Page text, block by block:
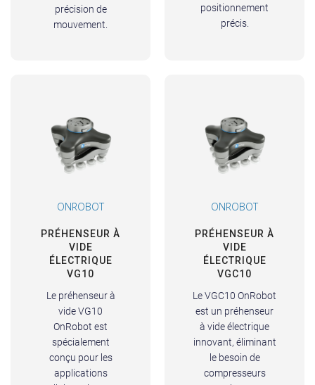
précision de
mouvement.
positionnement
précis.
ONROBOT
PRÉHENSEUR À
VIDE
ÉLECTRIQUE
VG10
Le préhenseur à
vide VG10
OnRobot est
spécialement
conçu pour les
applications
ONROBOT
PRÉHENSEUR À
VIDE
ÉLECTRIQUE
VGC10
Le VGC10 OnRobot
est un préhenseur
à vide électrique
innovant, éliminant
le besoin de
compresseurs